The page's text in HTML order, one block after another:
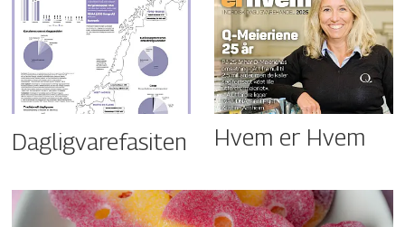
Dagligvarefasiten Hvem er Hvem